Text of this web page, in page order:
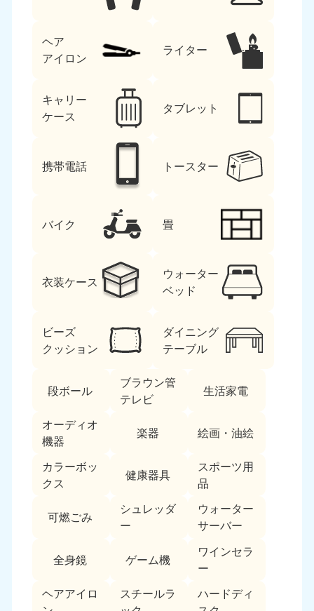
ヘア
アイロン
ライター
キャリー
ケース
タブレット
携帯電話 トースター
バイク 畳
衣装ケース
ウォーター
ベッド
ビーズ
クッション
ダイニング
テーブル
段ボール
ブラウン管
テレビ
生活家電
オーディオ
機器
楽器 絵画・油絵
カラーボッ
クス
健康器具
スポーツ用
品
可燃ごみ
シュレッダ
ー
ウォーター
サーバー
全身鏡 ゲーム機
ワインセラ
ー
ヘアアイロ
スチールラ
ハードディ
050-1881-5277
9:00〜19:00 年中無休
050-1881-5276
9:00〜19:00 年中無休
岩手県
050-1881-5274
秋田県
050-1881-5275
050-1881-5273
9:00〜19:00 年中無休
宮城県
050-1881-5272
9:00〜19:00 年中無休